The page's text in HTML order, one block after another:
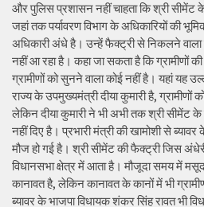
और पुलिस प्रशासन नहीं चाहता कि श्री सीमेंट
जहां तक पर्यावरण विभाग के अधिकारियों की
अधिकारी अंधे है। उन्हें फैक्ट्री से निकलने
नहीं आ रहा है। कहा जा सकता है कि ग्रामीणों
ग्रामीणों को सुनने वाला कोई नहीं है। यहां यह
राज्य के उपमुख्यमंत्री दीया कुमारी है, ग्रामीणों
लेकिन दीया कुमारी ने भी अभी तक श्री सीमेंट के
नहीं दिए है। प्रभारी मंत्री की खामोशी से
मौज हो गई है। श्री सीमेंट की फैक्ट्री जिस
विधानसभा क्षेत्र में आता है। मौजूदा समय में
कानावत है, लेकिन कानावत के कानों में भी
ब्यावर के भाजपा विधायक शंकर सिंह रावत भी